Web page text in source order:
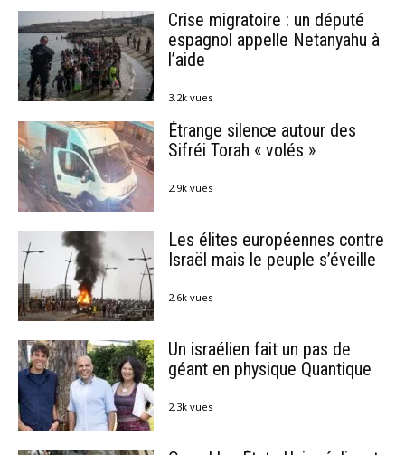
Crise migratoire : un député
espagnol appelle Netanyahu à
l’aide
3.2k vues
Étrange silence autour des
Sifréi Torah « volés »
2.9k vues
Les élites européennes contre
Israël mais le peuple s’éveille
2.6k vues
Un israélien fait un pas de
géant en physique Quantique
2.3k vues